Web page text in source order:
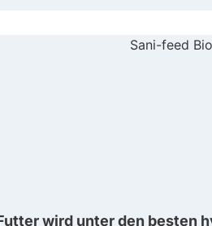
wird unter den besten